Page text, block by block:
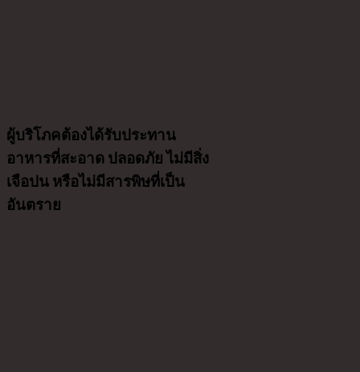
ผู้บริโภคต้องได้รับประทาน
อาหารที่สะอาด ปลอดภัย ไม่มีสิ่ง
เจือปน หรือไม่มีสารพิษที่เป็น
อันตราย